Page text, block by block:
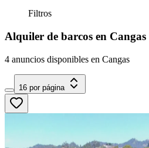
Filtros
Alquiler de barcos en Cangas
4 anuncios disponibles en Cangas
16 por página